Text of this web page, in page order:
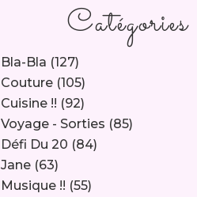
Catégories
Bla-Bla (127)
Couture (105)
Cuisine !! (92)
Voyage - Sorties (85)
Défi Du 20 (84)
Jane (63)
Musique !! (55)